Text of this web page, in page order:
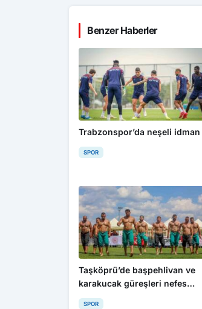
Benzer Haberler
Trabzonspor’da neşeli idman
SPOR
Taşköprü’de başpehlivan ve
karakucak güreşleri nefes
kesti
SPOR